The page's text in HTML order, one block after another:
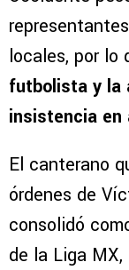
locales, por lo
futbolista y la
insistencia en
El canterano
órdenes de
consolidó
de la Liga MX,